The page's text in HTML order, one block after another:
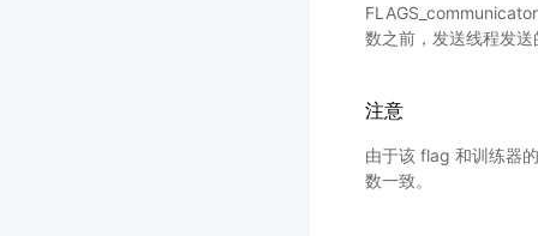
数之前，发送线程发
注意
由于该 flag 和训练器
数一致。